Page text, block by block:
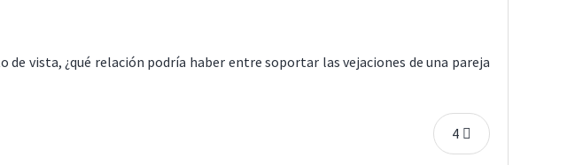
de vista, ¿qué relación podría haber entre soportar las vejaciones de una pareja
4